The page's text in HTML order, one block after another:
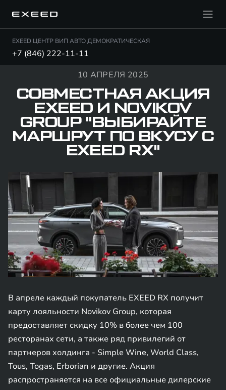
EXEED ЦЕНТР ВИП АВТО ДЕМОКРАТИЧЕСКАЯ
+7 (846) 222-11-11
10 АПРЕЛЯ 2025
СОВМЕСТНАЯ АКЦИЯ
EXEED И NOVIKOV
GROUP "ВЫБИРАЙТЕ
МАРШРУТ ПО ВКУСУ С
EXEED RX"
В апреле каждый покупатель EXEED RX получит
карту лояльности Novikov Group, которая
предоставляет скидку 10% в более чем 100
ресторанах сети, а также ряд привилегий от
партнеров холдинга - Simple Wine, World Class,
Tous, Togas, Erborian и другие. Акция
распространяется на все официальные дилерские